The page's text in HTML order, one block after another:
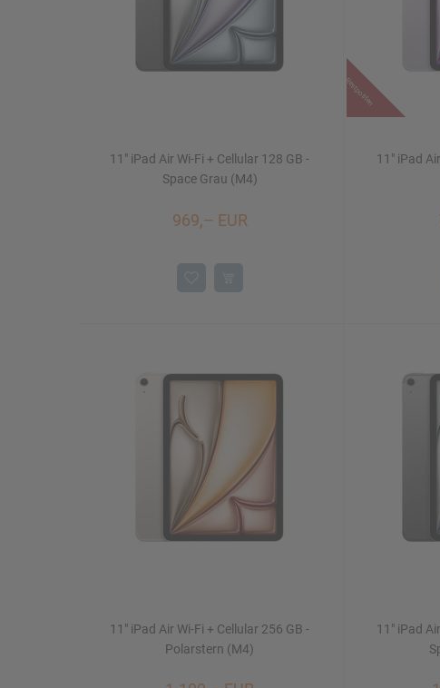
11" iPad Air Wi-Fi + Cellular 128 GB -
Space Grau (M4)
969,– EUR
Restposten
11" iPad
11" iPad Air Wi-Fi + Cellular 256 GB -
Polarstern (M4)
11" iPad